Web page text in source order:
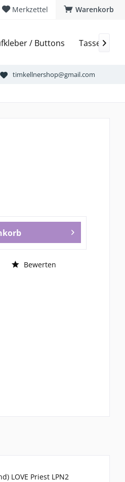
Warenkorb
Merkzettel
/ Buttons Tassen &

timkellnershop@gmail.com
Bewerten
LOVE Priest LPN2